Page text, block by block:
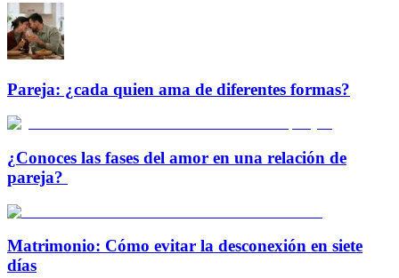
Pareja: ¿cada quien ama de diferentes formas?
¿Conoces las fases del amor en una relación de
pareja?
Matrimonio: Cómo evitar la desconexión en siete
días